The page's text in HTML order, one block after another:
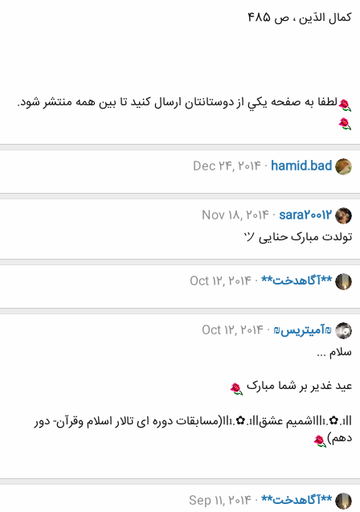
كمال الدّين ، ص 485
لطفا به صفحه يکي از دوستانتان ارسال کنيد تا بين همه منتشر شود.
hamid.bad
Dec 24, 2014
sara20012
Nov 18, 2014
تولدت مبارک حنایی ツ
**آگاهدخت** Oct 12, 2014
₪آمیتریس₪ Oct 12, 2014
سلام ...
عید غدیر بر شما مبارک
llı.✿.ıllاشمیم عشقlı.✿.ıllا(مسابقات دوره ای تالار اسلام وقرآن- دور
دهم)
**آگاهدخت** Sep 11, 2014